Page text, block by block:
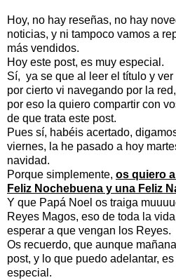
Hoy, no hay reseñas, no hay
noticias, y ni tampoco vamos a
más vendidos.
Hoy este post, es muy especial.
Sí, ya se que al leer el título y
por cierto vi navegando por la
por eso la quiero compartir con
de que trata este post.
Pues sí, habéis acertado,
viernes, la he pasado a hoy
navidad.
Porque simplemente, os quiero
Feliz Nochebuena y una Feliz
Y que Papá Noel os traiga
Reyes Magos, eso de toda la
esperar a que vengan los Reyes.
Os recuerdo, que aunque
post, y lo que puedo adelantar,
especial.